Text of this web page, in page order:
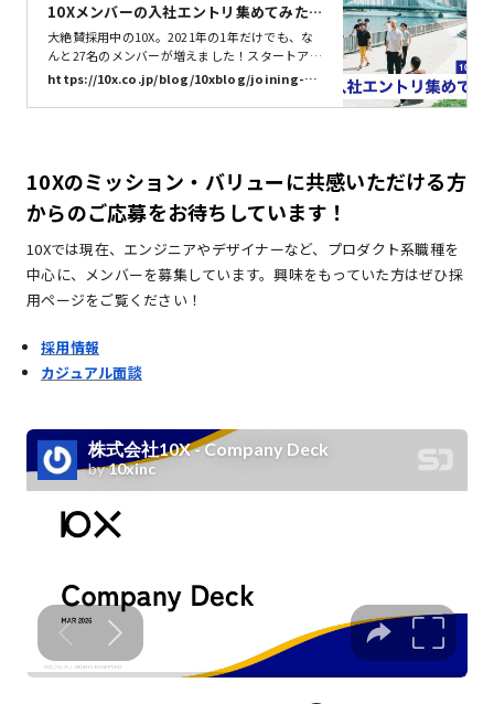
usiness Developm…
10Xメンバーの入社エントリ集めてみた |
株式会社10X
大絶賛採用中の10X。2021年の1年だけでも、な
んと27名のメンバーが増えました！スタートアッ
プ業界では、目にすることも多い「入社エント
リ」。各メンバーに入社経緯を聞いたこちらの記
事もありますが、何名かはご自身のブログでも10
https://10x.co.jp/blog/10xblog/joining-10
10Xのミッション・バリューに共感いただける方
からのご応募をお待ちしています！
10Xでは現在、エンジニアやデザイナーなど、プロダクト系職種を
中心に、メンバーを募集しています。興味をもっていた方はぜひ採
用ページをご覧ください！
採用情報
カジュアル面談